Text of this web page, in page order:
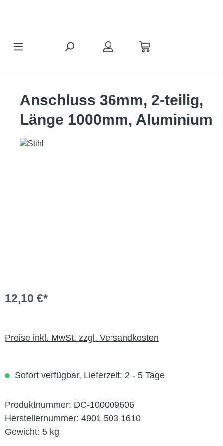
Anschluss 36mm, 2-teilig,
Länge 1000mm, Aluminium
12,10 €*
Preise inkl. MwSt. zzgl. Versandkosten
Sofort verfügbar, Lieferzeit: 2 - 5 Tage
Produktnummer: DC-100009606
Herstellernummer: 4901 503 1610
Gewicht: 5 kg